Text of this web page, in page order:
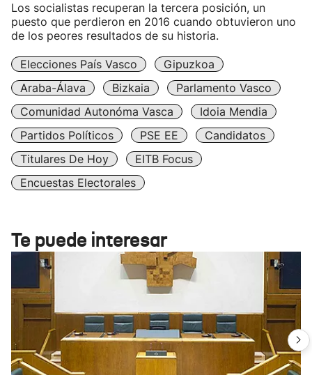
Los socialistas recuperan la tercera posición, un
puesto que perdieron en 2016 cuando obtuvieron uno
de los peores resultados de su historia.
Elecciones País Vasco
Gipuzkoa
Araba-Álava
Bizkaia
Parlamento Vasco
Comunidad Autonóma Vasca
Idoia Mendia
Partidos Políticos
PSE EE
Candidatos
Titulares De Hoy
EITB Focus
Encuestas Electorales
Te puede interesar